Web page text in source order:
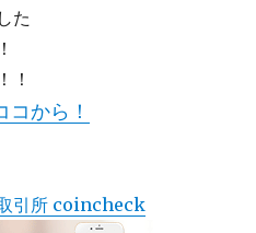
た
！
コから！
引所 coincheck